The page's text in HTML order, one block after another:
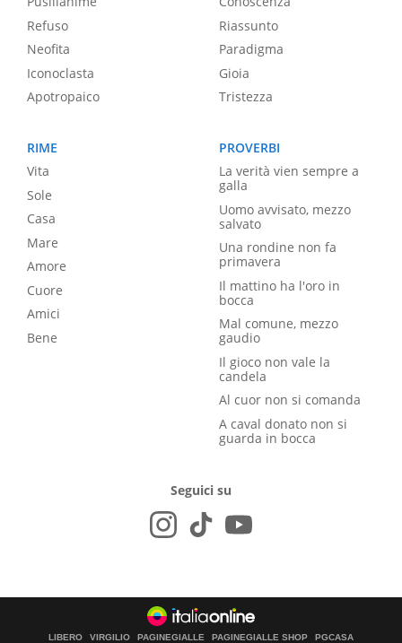
Refuso
Neofita
Iconoclasta
Apotropaico
Riassunto
Paradigma
Gioia
Tristezza
RIME
Vita
Sole
Casa
Mare
Amore
Cuore
Amici
Bene
PROVERBI
La verità vien sempre a
galla
Uomo avvisato, mezzo
salvato
Una rondine non fa
primavera
Il mattino ha l'oro in
bocca
Mal comune, mezzo
gaudio
Il gioco non vale la
candela
Al cuor non si comanda
A caval donato non si
guarda in bocca
Seguici su
LIBERO VIRGILIO PAGINEGIALLE PAGINEGIALLE SHOP PGCASA